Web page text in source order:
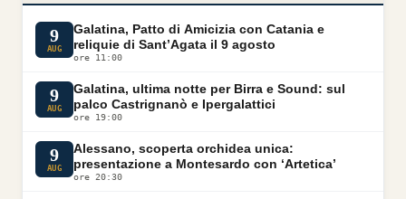
9
AUG
Galatina, Patto di Amicizia con Catania e
reliquie di Sant’Agata il 9 agosto
ore 11:00
9
AUG
Galatina, ultima notte per Birra e Sound: sul
palco Castrignanò e Ipergalattici
ore 19:00
9
AUG
Alessano, scoperta orchidea unica:
presentazione a Montesardo con ‘Artetica’
ore 20:30